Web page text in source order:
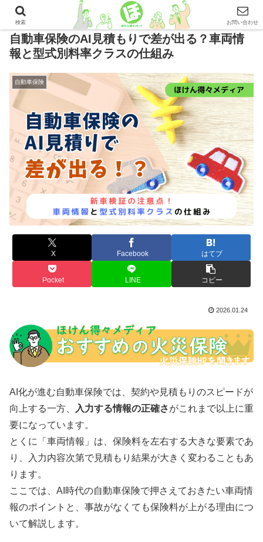
自動車保険のAI見積もりで差が出る？車両情
報と型式別料率クラスの仕組み
自動車保険
X Facebook はてブ
Pocket LINE コピー
2026.01.24
AI化が進む自動車保険では、契約や見積もりのスピードが
向上する一方、
入力する情報の正確さがこれまで以上に重
要になっています。
とくに「車両情報」は、保険料を左右する大きな要素であ
り、入力内容次第で見積もり結果が大きく変わることもあ
ります。
ここでは、AI時代の自動車保険で押さえておきたい車両情
報のポイントと、事故がなくても保険料が上がる理由につ
いて解説します。
検索 お問い合わせ